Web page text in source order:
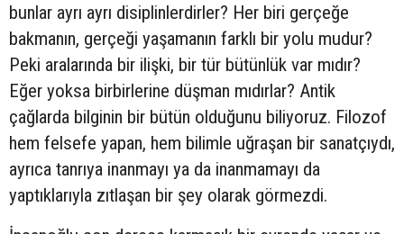
bunlar ayrı ayrı disiplinlerdirler? Her biri gerçeğe
bakmanın, gerçeği yaşamanın farklı bir yolu mudur?
Peki aralarında bir ilişki, bir tür bütünlük var mıdır?
Eğer yoksa birbirlerine düşman mıdırlar? Antik
çağlarda bilginin bir bütün olduğunu biliyoruz. Filozof
hem felsefe yapan, hem bilimle uğraşan bir sanatçıydı,
ayrıca tanrıya inanmayı ya da inanmamayı da
yaptıklarıyla zıtlaşan bir şey olarak görmezdi.